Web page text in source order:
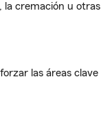
la cremación u otras
las áreas clave